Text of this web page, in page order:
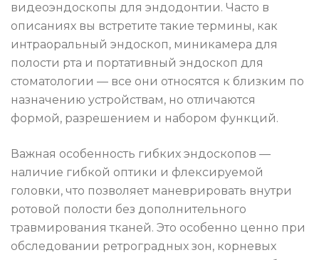
видеоэндоскопы для эндодонтии. Часто в
описаниях вы встретите такие термины, как
интраоральный эндоскоп, миникамера для
полости рта и портативный эндоскоп для
стоматологии — все они относятся к близким по
назначению устройствам, но отличаются
формой, разрешением и набором функций.
Важная особенность гибких эндоскопов —
наличие гибкой оптики и флексируемой
головки, что позволяет маневрировать внутри
ротовой полости без дополнительного
травмирования тканей. Это особенно ценно при
обследовании ретроградных зон, корневых